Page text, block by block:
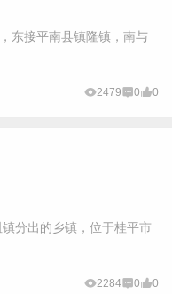
接平南县镇隆镇，南与
2479 0 0
出的乡镇，位于桂平市
2284 0 0